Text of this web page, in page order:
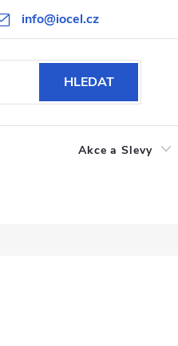
info@iocel.cz
Oblíbené Spolupráce
HLEDAT
Akce a Slevy